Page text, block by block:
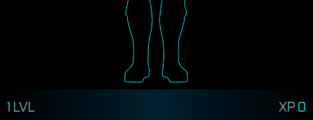
1 LVL XP 0